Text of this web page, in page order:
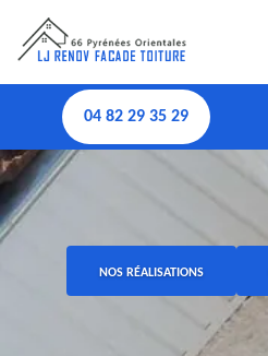
04 82 29 35 29
NOS RÉALISATIONS